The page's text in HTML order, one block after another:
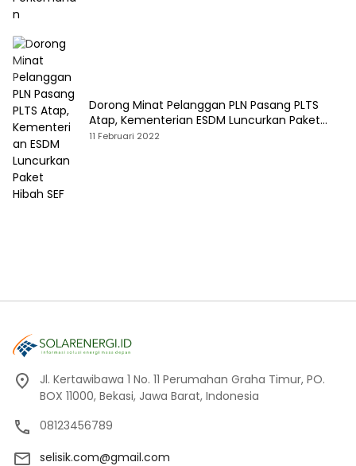
Dorong Minat Pelanggan PLN Pasang PLTS
Atap, Kementerian ESDM Luncurkan Paket
Hibah SEF
11 Februari 2022
Jl. Kertawibawa 1 No. 11 Perumahan Graha Timur, PO.
BOX 11000, Bekasi, Jawa Barat, Indonesia
08123456789
selisik.com@gmail.com